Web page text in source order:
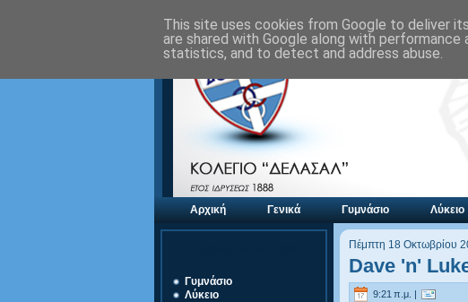
Αρχική Γενικά Γυμνάσιο Λύκειο
Γυμνάσιο
Λύκειο
Πέμπτη 18 Οκτωβρίου
Dave 'n'
9:21 π.μ. |
This site uses cookies from Google to deliver
are shared with Google along with
statistics, and to detect and address abuse.